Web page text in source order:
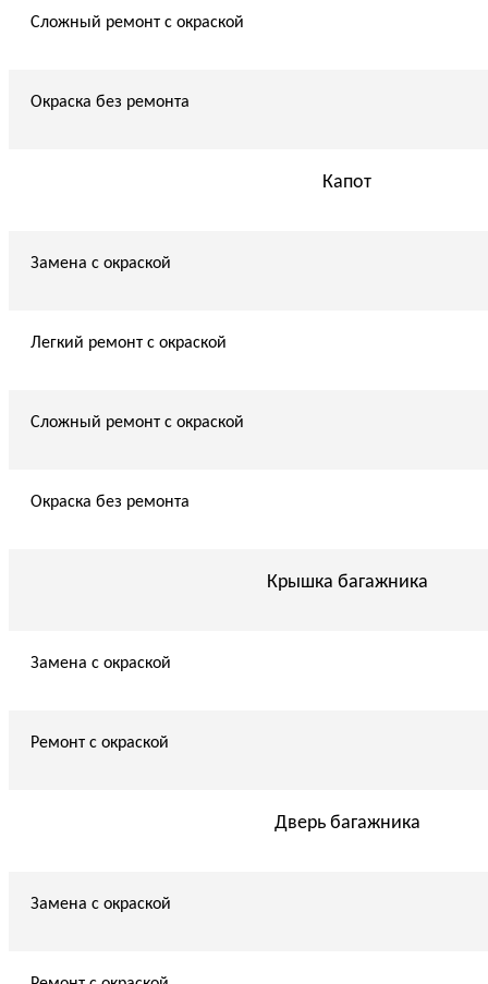
Сложный ремонт с окраской
Окраска без ремонта
Капот
Замена с окраской
Легкий ремонт с окраской
Сложный ремонт с окраской
Окраска без ремонта
Крышка багажника
Замена с окраской
Ремонт с окраской
Дверь багажника
Замена с окраской